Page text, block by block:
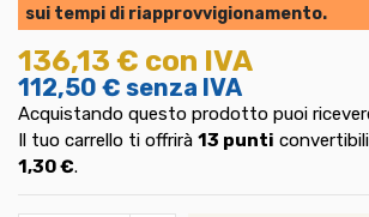
sui tempi di riapprovvigionamento.
136,13 € con IVA
112,50 € senza IVA
Acquistando questo prodotto puoi
Il tuo carrello ti offrirà 13 punti
1,30 €.